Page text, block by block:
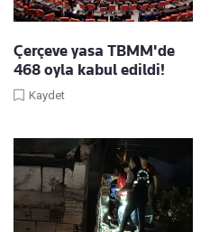
Çerçeve yasa TBMM'de
468 oyla kabul edildi!
Kaydet